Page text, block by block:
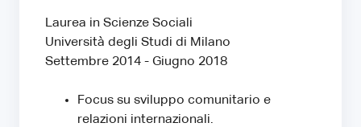
Laurea in Scienze Sociali
Università degli Studi di Milano
Settembre 2014 - Giugno 2018
Focus su sviluppo comunitario e
relazioni internazionali.